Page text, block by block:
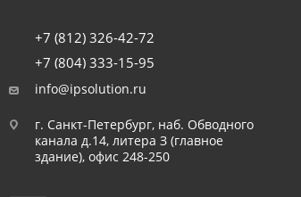
+7 (812) 326-42-72
+7 (804) 333-15-95
info@ipsolution.ru
г. Санкт-Петербург, наб. Обводного
канала д.14, литера З (главное
здание), офис 248-250